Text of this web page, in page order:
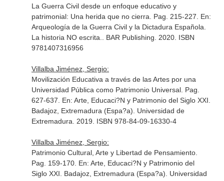
La Guerra Civil desde un enfoque educativo y
patrimonial: Una herida que no cierra. Pag. 215-227. En:
Arqueología de la Guerra Civil y la Dictadura Española.
La historia NO escrita.
. BAR Publishing. 2020. ISBN
9781407316956
Villalba Jiménez, Sergio:
Movilización Educativa a través de las Artes por una
Universidad Pública como Patrimonio Universal. Pag.
627-637. En: Arte, Educaci?N y Patrimonio del Siglo XXI
Badajoz, Extremadura (Espa?a). Universidad de
Extremadura. 2019. ISBN 978-84-09-16330-4
Villalba Jiménez, Sergio:
Patrimonio Cultural, Arte y Libertad de Pensamiento.
Pag. 159-170. En: Arte, Educaci?N y Patrimonio del
Siglo XXI . Badajoz, Extremadura (Espa?a). Universidad